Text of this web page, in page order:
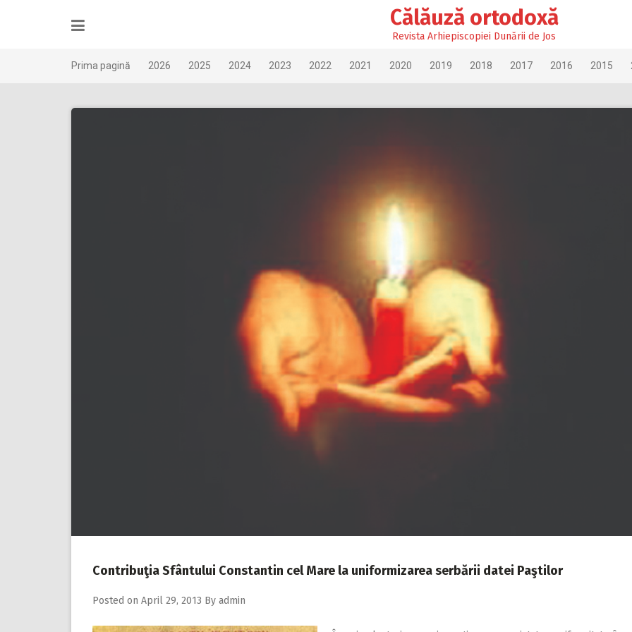
Călăuză ortodoxă
Revista Arhiepiscopiei Dunării de Jos
Prima pagină 2026 2025 2024 2023 2022 2021 2020 2019 2018 2017 2016 2015
Contribuţia Sfântului Constantin cel Mare la uniformizarea serbării datei Paştilor
Posted on April 29, 2013 By admin